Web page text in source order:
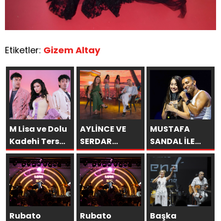
Etiketler: Gizem Altay
M Lisa ve Dolu
Kadehi Ters
Tut’tan Yeni İş
Birliği: “Vişne”
AYLİNCE VE
SERDAR
ORTAÇ’TAN
YAZA
“ROMANTİK
AŞK”
BOMBASI!
MUSTAFA
SANDAL İLE
AYNI SAHNEDE
PARLADI:
AFRA’YA
HARBİYE’DE
BÜYÜK ALKIŞ
Rubato
Rubato
Başka